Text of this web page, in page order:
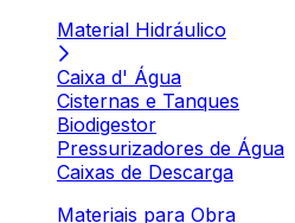
Material Hidráulico
Caixa d' Água
Cisternas e Tanques
Biodigestor
Pressurizadores de Água
Caixas de Descarga
Materiais para Obra